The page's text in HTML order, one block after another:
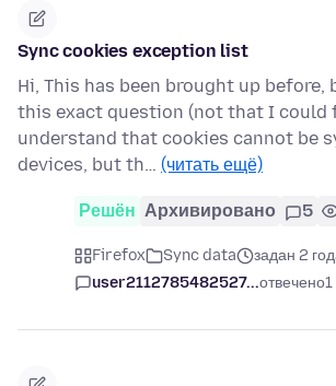
Sync cookies exception list
Hi, This has been brought up
this exact question (not that I could
understand that cookies cannot be
devices, but th… (читать ещё)
Решён Архивировано 5
Firefox Sync data
задан 2
user2112785482527...отвечено1